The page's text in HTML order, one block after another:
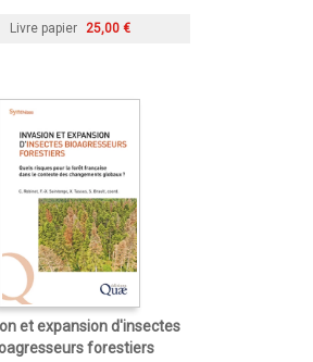
Livre papier 25,00 €
et expansion d'insectes
forestiers